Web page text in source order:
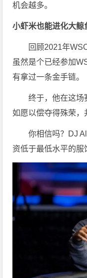
机会越多。
小虾米也能进化大鲸
回顾2021年
虽然是个已经参加
有拿过一条金手链。
终于，他在这场
如愿以偿夺得殊荣，
你相信吗？DJ
资低于最低水平的服